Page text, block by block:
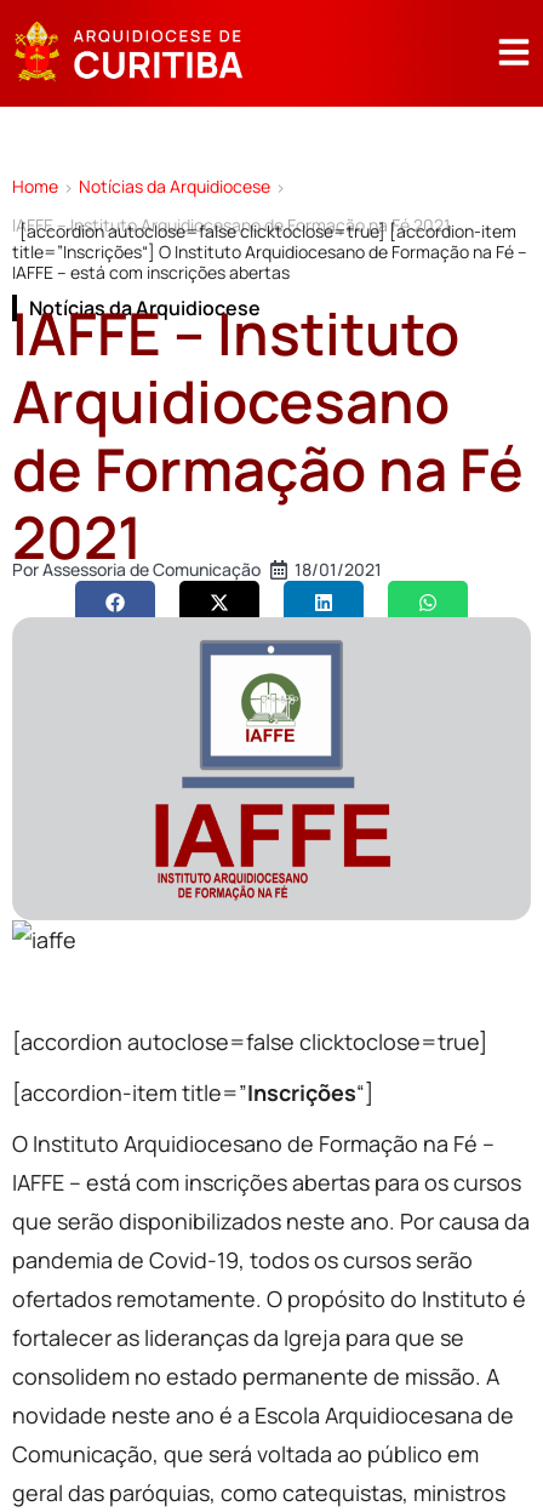
Home > Notícias da Arquidiocese >
IAFFE – Instituto Arquidiocesano de Formação na Fé 2021
[accordion autoclose=false clicktoclose=true] [accordion-item
title=”Inscrições“] O Instituto Arquidiocesano de Formação na Fé –
IAFFE – está com inscrições abertas
Notícias da Arquidiocese
IAFFE – Instituto
Arquidiocesano
de Formação na Fé
2021
PorAssessoria de Comunicação 18/01/2021
[accordion autoclose=false clicktoclose=true]
[accordion-item title=”Inscrições“]
O Instituto Arquidiocesano de Formação na Fé –
IAFFE – está com inscrições abertas para os cursos
que serão disponibilizados neste ano. Por causa da
pandemia de Covid-19, todos os cursos serão
ofertados remotamente. O propósito do Instituto é
fortalecer as lideranças da Igreja para que se
consolidem no estado permanente de missão. A
novidade neste ano é a Escola Arquidiocesana de
Comunicação, que será voltada ao público em
geral das paróquias, como catequistas, ministros